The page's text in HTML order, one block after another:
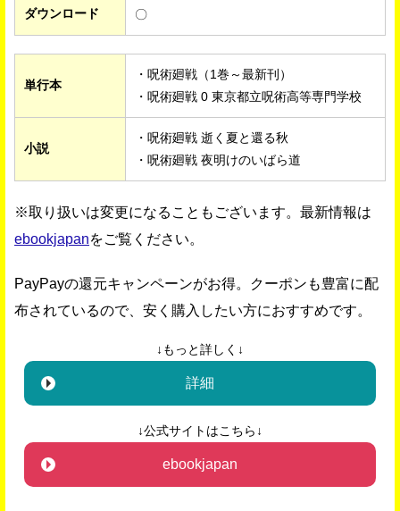
ダウンロード 〇
単行本
・呪術廻戦（1巻～最新刊）
・呪術廻戦 0 東京都立呪術高等専門学校
小説
・呪術廻戦 逝く夏と還る秋
・呪術廻戦 夜明けのいばら道
※取り扱いは変更になることもございます。最新情報は
ebookjapanをご覧ください。
PayPayの還元キャンペーンがお得。クーポンも豊富に配
布されているので、安く購入したい方におすすめです。
↓もっと詳しく↓
詳細
↓公式サイトはこちら↓
ebookjapan